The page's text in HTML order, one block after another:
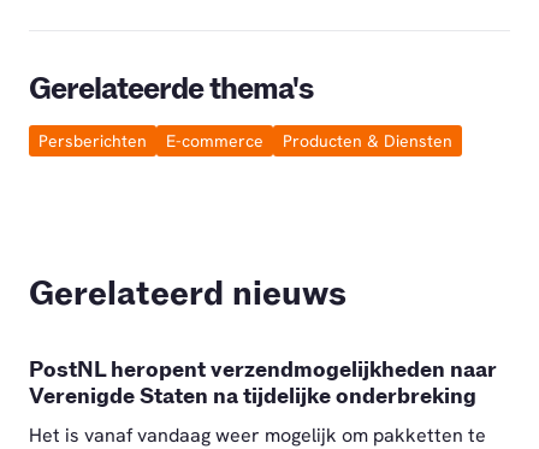
Gerelateerde thema's
Persberichten E-commerce Producten & Diensten
Gerelateerd nieuws
PostNL heropent verzendmogelijkheden naar
Verenigde Staten na tijdelijke onderbreking
Het is vanaf vandaag weer mogelijk om pakketten te